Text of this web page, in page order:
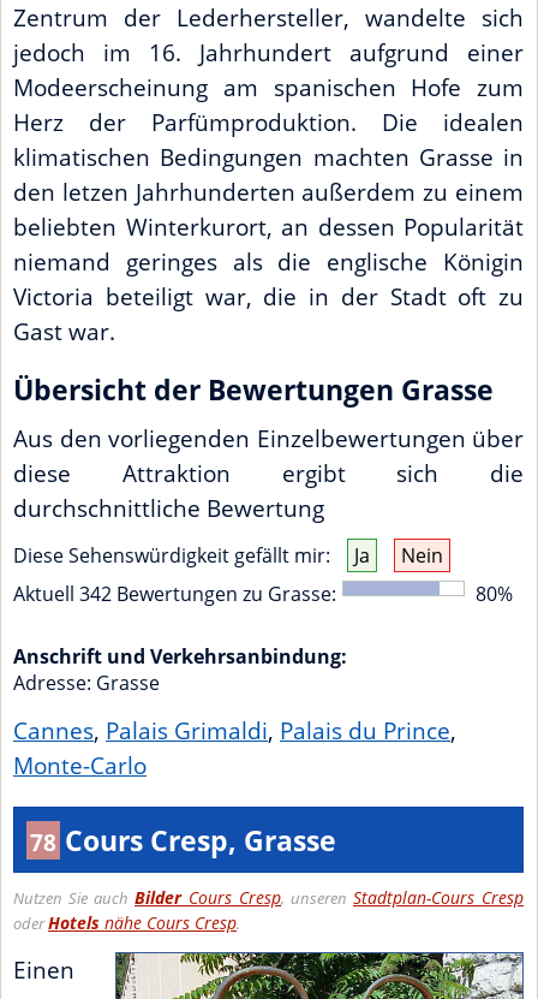
Zentrum der Lederhersteller, wandelte sich
jedoch im 16. Jahrhundert aufgrund einer
Modeerscheinung am spanischen Hofe zum
Herz der Parfümproduktion. Die idealen
klimatischen Bedingungen machten Grasse in
den letzen Jahrhunderten außerdem zu einem
beliebten Winterkurort, an dessen Popularität
niemand geringes als die englische Königin
Victoria beteiligt war, die in der Stadt oft zu
Gast war.
Übersicht der Bewertungen Grasse
Aus den vorliegenden Einzelbewertungen über
diese Attraktion ergibt sich die
durchschnittliche Bewertung
Diese Sehenswürdigkeit gefällt mir: Ja
Nein
Aktuell 342 Bewertungen zu Grasse: 80%
Anschrift und Verkehrsanbindung:
Adresse: Grasse
Cannes, Palais Grimaldi, Palais du Prince,
Monte-Carlo
78 Cours Cresp, Grasse
Nutzen Sie auch BilderCours Cresp, unseren Stadtplan-Cours Cresp
oderHotels nähe Cours Cresp.
Einen